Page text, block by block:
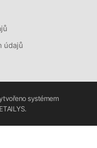
údajů
systémem